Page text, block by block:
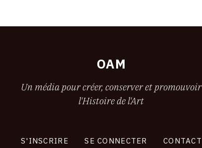
OAM
Un média pour créer, conserver et promouvoir
l'Histoire de l'Art
S'INSCRIRE SE CONNECTER CONTACT